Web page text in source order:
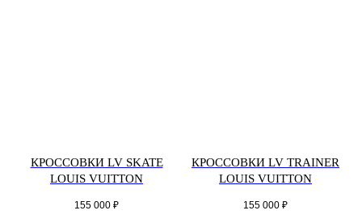
КРОССОВКИ LV SKATE
LOUIS VUITTON
155 000 ₽
КРОССОВКИ LV TRAINER
LOUIS VUITTON
155 000 ₽